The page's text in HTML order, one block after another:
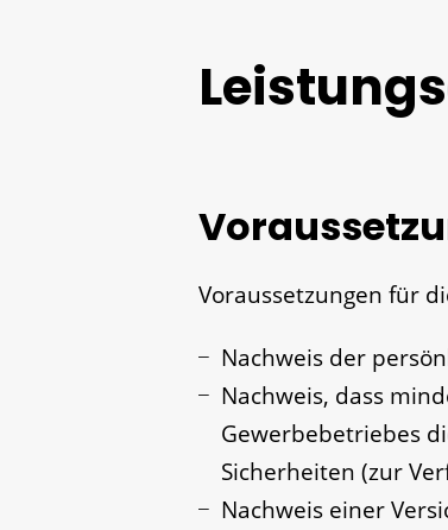
Voraussetzungen für
Nachweis der
Nachweis, dass
Gewerbebetriebes
Sicherheiten (zur
Nachweis einer